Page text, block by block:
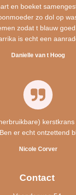
en boeket
zo dol op
zodat t blauw
is echt een
Danielle van t Hoog
er echt ontzettend
Nicole Corver
Contact